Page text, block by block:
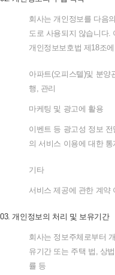
회사는 개인정보를 다음의
도로 사용되지 않습니다.
개인정보보호법 제18조에
아파트(오피스텔)및 분양
행 , 관리
마케팅 및 광고에 활용
이벤트 등 광고성 정보 전
의 서비스 이용에 대한 통
기타
서비스 제공에 관한 계약
03.개인정보의 처리 및 보유기간
회사는 정보주체로부터
유기간 또는 주택 법 , 상법
률 등